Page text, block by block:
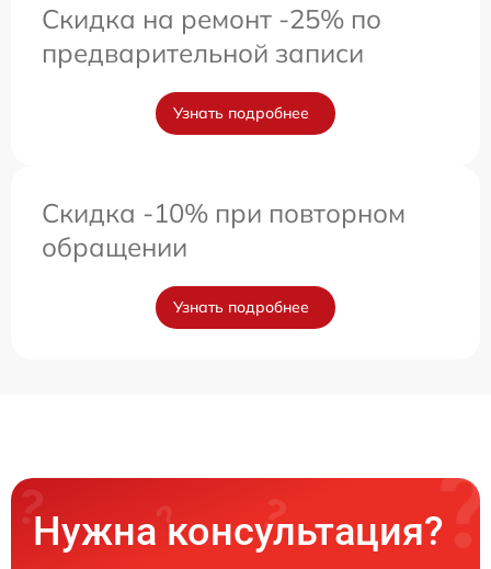
Скидка на ремонт -25% по
предварительной записи
Узнать подробнее
Скидка -10% при повторном
обращении
Узнать подробнее
Нужна консультация?